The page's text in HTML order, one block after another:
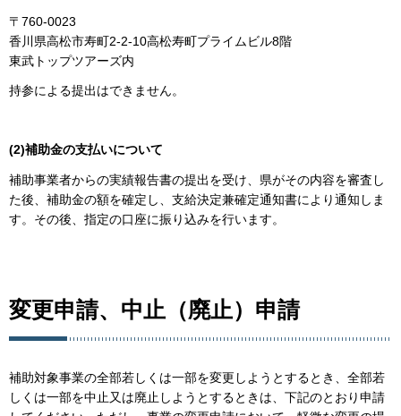
〒760-0023
香川県高松市寿町2-2-10高松寿町プライムビル8階
東武トップツアーズ内
持参による提出はできません。
(2)補助金の支払いについて
補助事業者からの実績報告書の提出を受け、県がその内容を審査し
た後、補助金の額を確定し、支給決定兼確定通知書により通知しま
す。その後、指定の口座に振り込みを行います。
変更申請、中止（廃止）申請
補助対象事業の全部若しくは一部を変更しようとするとき、全部若
しくは一部を中止又は廃止しようとするときは、下記のとおり申請